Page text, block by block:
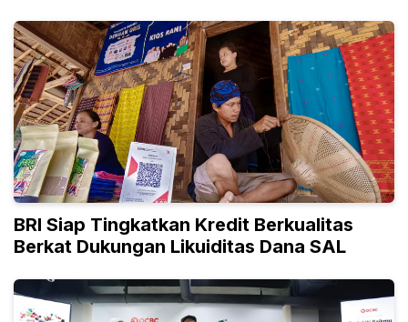
BRI Siap Tingkatkan Kredit Berkualitas
Berkat Dukungan Likuiditas Dana SAL